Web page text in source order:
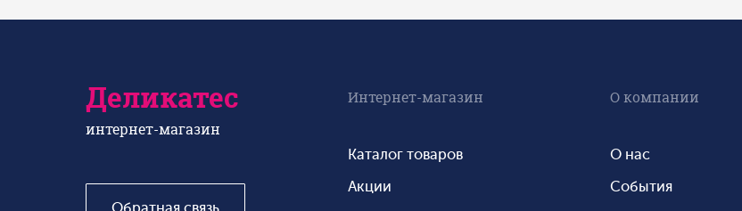
Деликатес
интернет-магазин
Интернет-магазин
Каталог товаров
Акции
О компании
О нас
События